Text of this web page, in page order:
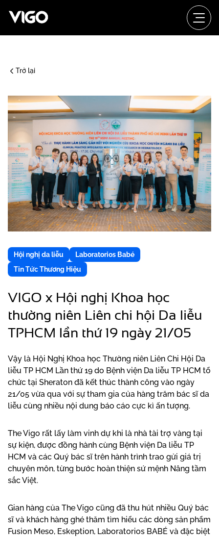
Trở lại
Hội nghị da liễu
Laboratorios Babé
Tin Tức Thương Hiệu
VIGO x Hội nghị Khoa học
thường niên Liên chi hội Da liễu
TPHCM lần thứ 19 ngày 21/05
Vậy là Hội Nghị Khoa học Thường niên Liên Chi Hội Da
liễu TP HCM Lần thứ 19 do Bệnh viện Da liễu TP HCM tổ
chức tại Sheraton đã kết thúc thành công vào ngày
21/05 vừa qua với sự tham gia của hàng trăm bác sĩ da
liễu cùng nhiều nội dung báo cáo cực kì ấn tượng.
The Vigo rất lấy làm vinh dự khi là nhà tài trợ vàng tại
sự kiện, được đồng hành cùng Bệnh viện Da liễu TP
HCM và các Quý bác sĩ trên hành trình trao gửi giá trị
chuyên môn, từng bước hoàn thiện sứ mệnh Nâng tầm
sắc Việt.
Gian hàng của The Vigo cũng đã thu hút nhiều Quý bác
sĩ và khách hàng ghé thăm tìm hiểu các dòng sản phẩm
Fusion Meso, Eskeption, Laboratorios BABÉ và đặc biệt